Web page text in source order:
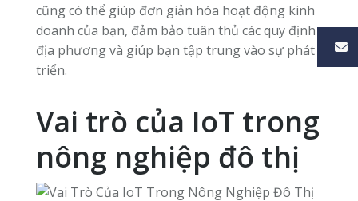
cũng có thể giúp đơn giản hóa hoạt động kinh
doanh của bạn, đảm bảo tuân thủ các quy định
địa phương và giúp bạn tập trung vào sự phát
triển.
Vai trò của IoT trong
nông nghiệp đô thị